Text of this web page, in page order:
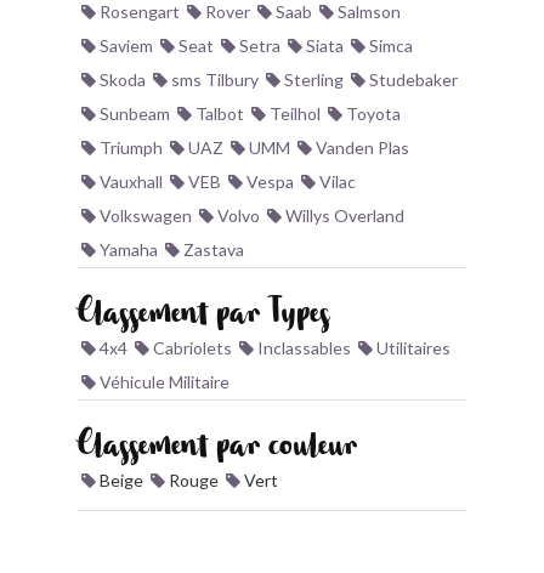
Rosengart
Rover Saab
Salmson
Saviem
Seat Setra Siata
Simca
Skoda
sms Tilbury Sterling
Studebaker
Sunbeam
Talbot Teilhol
Toyota
Triumph
UAZ UMM
Vanden Plas
Vauxhall
VEB Vespa
Vilac
Volkswagen
Volvo
Willys Overland
Yamaha
Zastava
Classement par Types
4x4 Cabriolets Inclassables
Utilitaires
Véhicule Militaire
Classement par couleur
Beige Rouge Vert